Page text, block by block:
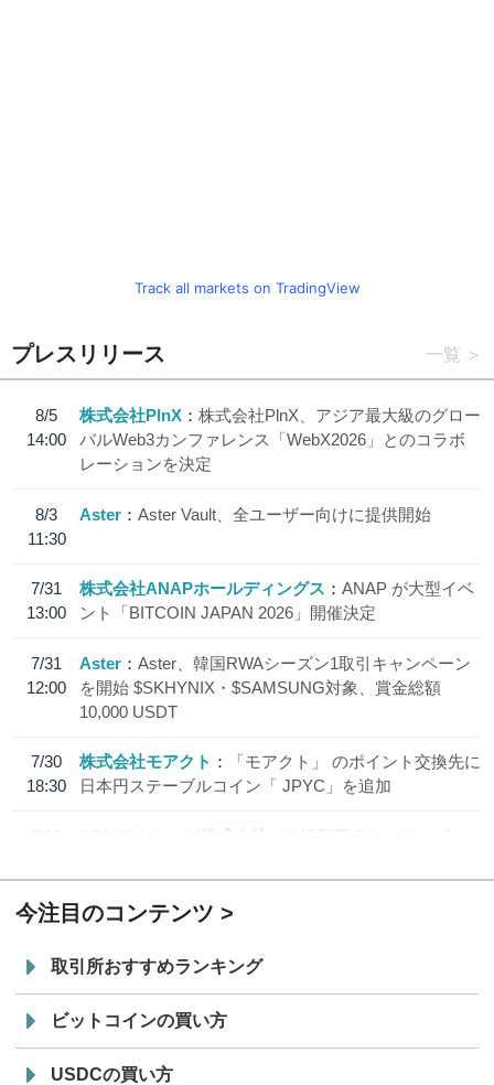
Track all markets on TradingView
プレスリリース 一覧
8/5
14:00
株式会社PlnX
株式会社PlnX、アジア最大級のグロー
バルWeb3カンファレンス「WebX2026」とのコラボ
レーションを決定
8/3
11:30
Aster Aster Vault、全ユーザー向けに提供開始
7/31
13:00
株式会社ANAPホールディングス
ANAP が大型イベ
ント「BITCOIN JAPAN 2026」開催決定
7/31
12:00
Aster
Aster、韓国RWAシーズン1取引キャンペーン
を開始 $SKHYNIX・$SAMSUNG対象、賞金総額
10,000 USDT
7/30
18:30
株式会社モアクト
「モアクト」 のポイント交換先に
日本円ステーブルコイン「 JPYC」を追加
7/29
SBI VCトレード株式会社
信託型円建てステーブル
今注目のコンテンツ
取引所おすすめランキング
ビットコインの買い方
USDCの買い方